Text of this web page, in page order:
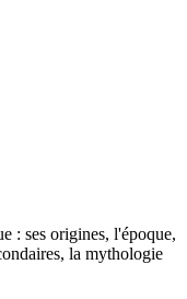
: ses origines, l'époque,
la mythologie